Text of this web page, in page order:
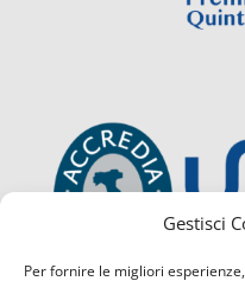
Gestisci
Per fornire le migliori